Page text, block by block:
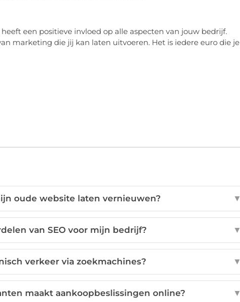
een positieve invloed op alle aspecten van jouw bedrijf.
marketing die jij kan laten uitvoeren. Het is iedere euro die je
oude website laten vernieuwen? ▼
van SEO voor mijn bedrijf? ▼
verkeer via zoekmachines? ▼
maakt aankoopbeslissingen online? ▼